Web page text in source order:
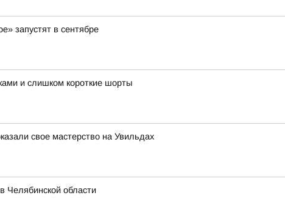
запустят в сентябре
и слишком короткие шорты
свое мастерство на Увильдах
Челябинской области